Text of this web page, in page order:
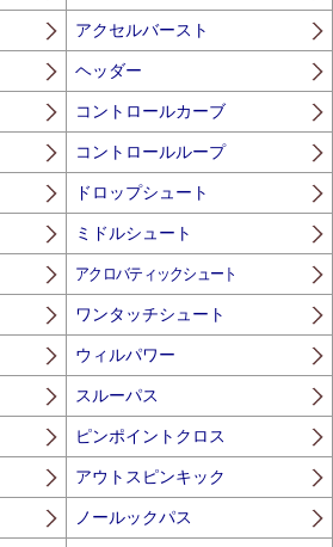
アクセルバースト
ヘッダー
コントロールカーブ
コントロールループ
ドロップシュート
ミドルシュート
アクロバティックシュート
ワンタッチシュート
ウィルパワー
スルーパス
ピンポイントクロス
アウトスピンキック
ノールックパス